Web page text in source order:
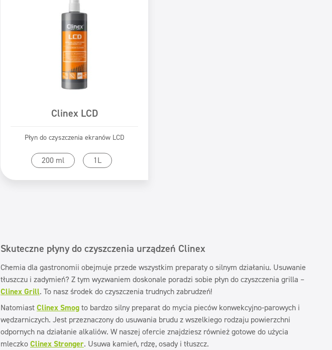
Clinex LCD
Płyn do czyszczenia ekranów LCD
200 ml 1L
Przejdź do produktu
Skuteczne płyny do czyszczenia urządzeń Clinex
Chemia dla gastronomii obejmuje przede wszystkim preparaty o silnym działaniu. Usuwanie
tłuszczu i zadymień? Z tym wyzwaniem doskonale poradzi sobie płyn do czyszczenia grilla –
Clinex Grill. To nasz środek do czyszczenia trudnych zabrudzeń!
NatomiastClinex Smogto bardzo silny preparat do mycia pieców konwekcyjno-parowych i
wędzarniczych. Jest przeznaczony do usuwania brudu z wszelkiego rodzaju powierzchni
odpornych na działanie alkaliów. W naszej ofercie znajdziesz również gotowe do użycia
mleczkoClinex Stronger. Usuwa kamień, rdzę, osady i tłuszcz.